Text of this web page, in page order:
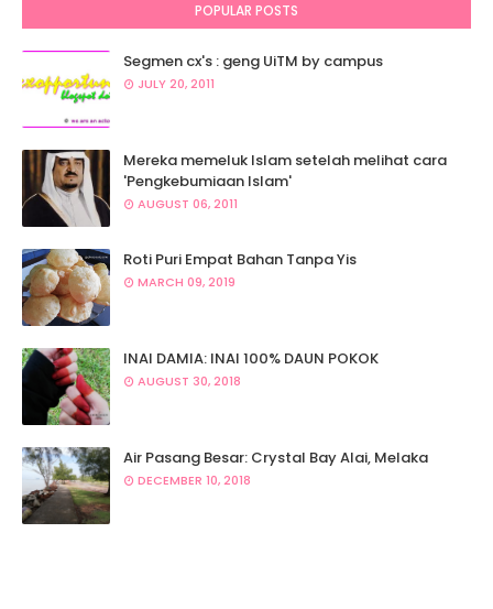
POPULAR POSTS
Segmen cx's : geng UiTM by campus
JULY 20, 2011
Mereka memeluk Islam setelah melihat cara
'Pengkebumiaan Islam'
AUGUST 06, 2011
Roti Puri Empat Bahan Tanpa Yis
MARCH 09, 2019
INAI DAMIA: INAI 100% DAUN POKOK
AUGUST 30, 2018
Air Pasang Besar: Crystal Bay Alai, Melaka
DECEMBER 10, 2018